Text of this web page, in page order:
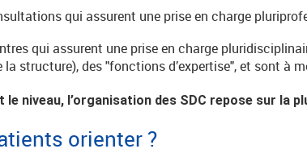
qui assurent une prise en charge
qui assurent une prise en charge
la structure), des "fonctions d’expertise", et sont à
le niveau, l’organisation des SDC repose sur la
orienter ?